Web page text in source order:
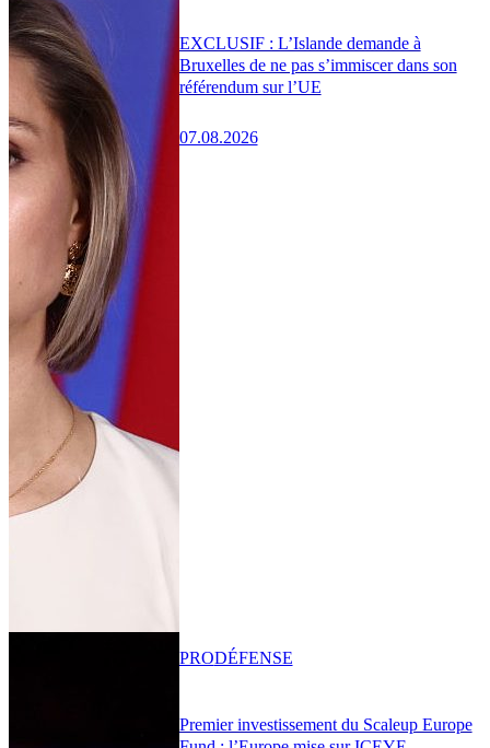
EXCLUSIF : L’Islande demande à
Bruxelles de ne pas s’immiscer dans son
référendum sur l’UE
07.08.2026
Premier investissement du Scaleup Europe
PRODÉFENSE